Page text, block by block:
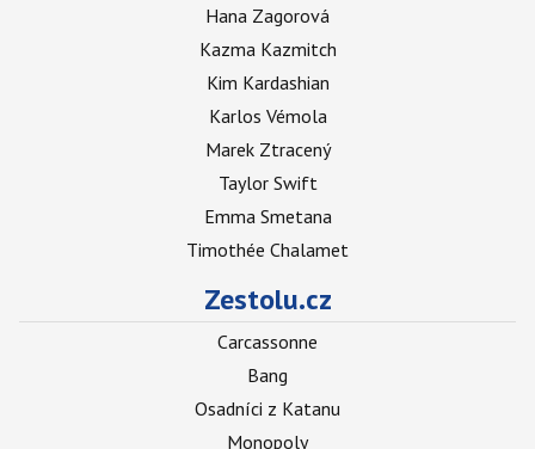
Hana Zagorová
Kazma Kazmitch
Kim Kardashian
Karlos Vémola
Marek Ztracený
Taylor Swift
Emma Smetana
Timothée Chalamet
Zestolu.cz
Carcassonne
Bang
Osadníci z Katanu
Monopoly